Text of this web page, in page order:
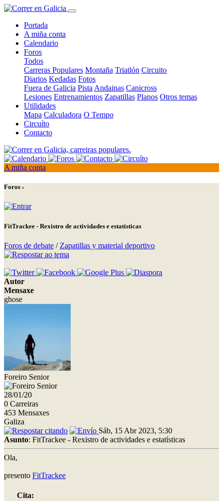
Portada
A miña conta
Calendario
Foros
Todos
Carreras Populares Montaña Triatlón Circuito
Diarios Kedadas Fotos
Fuera de Galicia Pista Andainas Canicross
Lesiones Entrenamientos Zapatillas Planos Otros temas
Utilidades
Mapa Calculadora O Tempo
Circuíto
Contacto
A miña conta
Foros ›
FitTrackee - Rexistro de actividades e estatísticas
Foros de debate / Zapatillas y material deportivo
Autor
Mensaxe
ghose
Foreiro Senior
28/01/20
0 Carreiras
453 Mensaxes
Galiza
Sáb, 15 Abr 2023, 5:30
Asunto: FitTrackee - Rexistro de actividades e estatísticas
Ola,
presento FitTrackee
Cita: